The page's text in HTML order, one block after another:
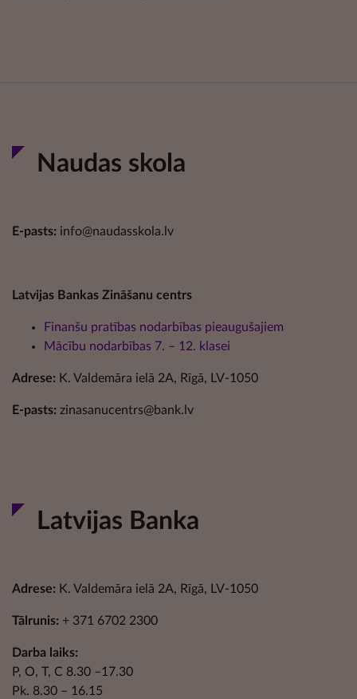
Naudas skola
E-pasts: info@naudasskola.lv
Latvijas Bankas Zināšanu centrs
Finanšu pratības nodarbības pieaugušajiem
Mācību nodarbības 7. – 12. klasei
Adrese: K. Valdemāra ielā 2A, Rīgā, LV-1050
E-pasts: zinasanucentrs@bank.lv
Latvijas Banka
Adrese: K. Valdemāra ielā 2A, Rīgā, LV-1050
Tālrunis: + 371 6702 2300
Darba laiks:
P, O, T, C 8.30 –17.30
Pk. 8.30 – 16.15